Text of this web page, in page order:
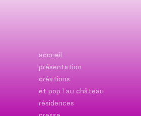
accueil
présentation
créations
et pop ! au château
résidences